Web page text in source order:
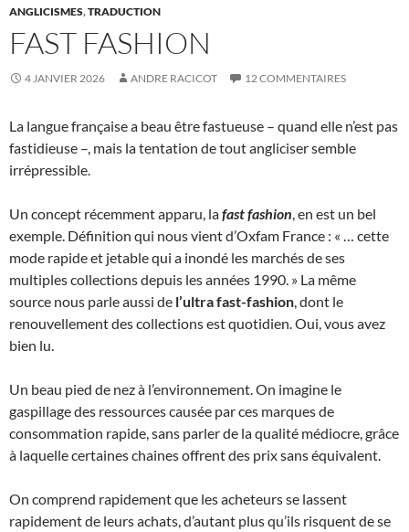
ANGLICISMES,TRADUCTION
FAST FASHION
4 JANVIER 2026 ANDRE RACICOT 12 COMMENTAIRES
La langue française a beau être fastueuse – quand elle n’est pas
fastidieuse –, mais la tentation de tout angliciser semble
irrépressible.
Un concept récemment apparu, lafast fashion , en est un bel
exemple. Définition qui nous vient d’Oxfam France : « … cette
mode rapide et jetable qui a inondé les marchés de ses
multiples collections depuis les années 1990. » La même
source nous parle aussi de l’ultra fast-fashion , dont le
renouvellement des collections est quotidien. Oui, vous avez
bien lu.
Un beau pied de nez à l’environnement. On imagine le
gaspillage des ressources causée par ces marques de
consommation rapide, sans parler de la qualité médiocre, grâce
à laquelle certaines chaines offrent des prix sans équivalent.
On comprend rapidement que les acheteurs se lassent
rapidement de leurs achats, d’autant plus qu’ils risquent de se